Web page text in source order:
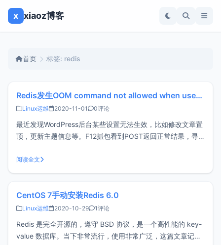
x xiaoz博客
首页 标签: redis
Redis发生OOM command not allowed when used memory错误
Linux运维 2020-11-01 0评论
最近发现WordPress后台某些设置无法生效，比如修改文章置
顶，更新主题信息等。F12抓包看到POST返回正常结果，寻
Oneinstack安装的Redis服务程序：WordPressWordPress插
件：Redis Object Cache问题现
阅读全文
CentOS 7手动安装Redis 6.0
Linux运维 2020-10-29 1评论
Redis 是完全开源的，遵守 BSD 协议，是一个高性能的 key-
value 数据库。当下非常流行，使用非常广泛，这篇文章记录